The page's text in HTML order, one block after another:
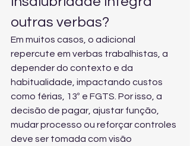
outras verbas?
Em muitos casos, o adicional
repercute em verbas trabalhistas, a
depender do contexto e da
habitualidade, impactando custos
como férias, 13º e FGTS. Por isso, a
decisão de pagar, ajustar função,
mudar processo ou reforçar controles
deve ser tomada com visão